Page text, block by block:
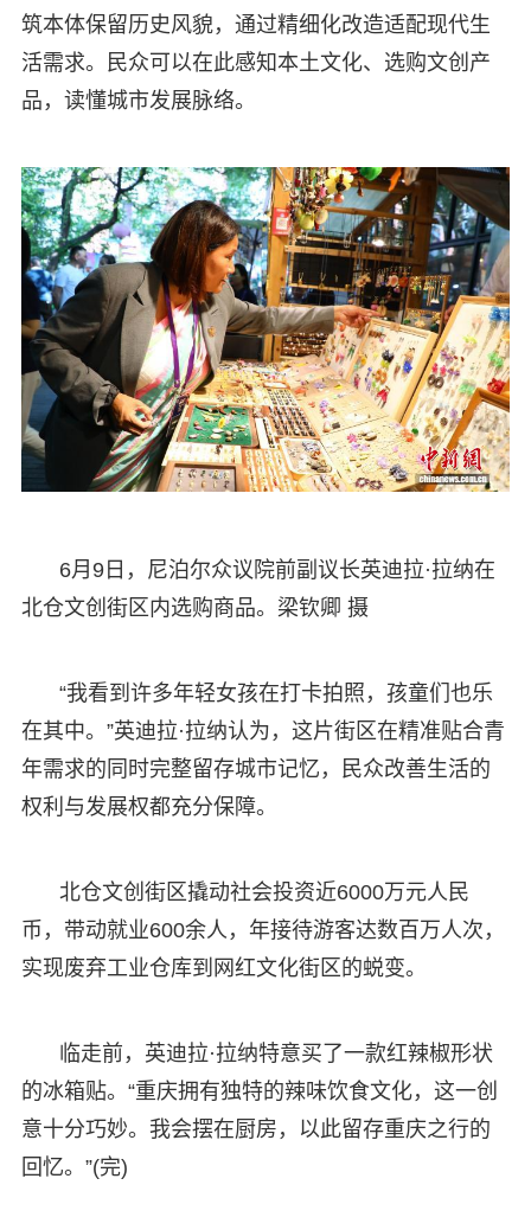
筑本体保留历史风貌，通过精细化改造适配现代生
活需求。民众可以在此感知本土文化、选购文创产
品，读懂城市发展脉络。
6月9日，尼泊尔众议院前副议长英迪拉·拉纳在
北仓文创街区内选购商品。梁钦卿 摄
“我看到许多年轻女孩在打卡拍照，孩童们也乐
在其中。”英迪拉·拉纳认为，这片街区在精准贴合青
年需求的同时完整留存城市记忆，民众改善生活的
权利与发展权都充分保障。
北仓文创街区撬动社会投资近6000万元人民
币，带动就业600余人，年接待游客达数百万人次，
实现废弃工业仓库到网红文化街区的蜕变。
临走前，英迪拉·拉纳特意买了一款红辣椒形状
的冰箱贴。“重庆拥有独特的辣味饮食文化，这一创
意十分巧妙。我会摆在厨房，以此留存重庆之行的
回忆。”(完)